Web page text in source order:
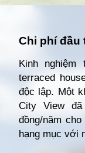
Chi phí đầu
Kinh
terraced
độc lập. Một
City View
đồng/năm
hạng mục với